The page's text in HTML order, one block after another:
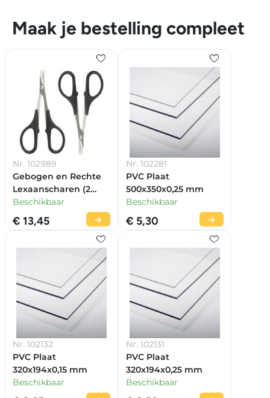
Maak je bestelling compleet
Nr. 102989
Gebogen en Rechte
Lexaanscharen (2
stuks)
Beschikbaar
€ 13,45
Nr. 102281
PVC Plaat
500x350x0,25 mm
Beschikbaar
€ 5,30
Nr. 102132
PVC Plaat
320x194x0,15 mm
Beschikbaar
Nr. 102131
PVC Plaat
320x194x0,25 mm
Beschikbaar